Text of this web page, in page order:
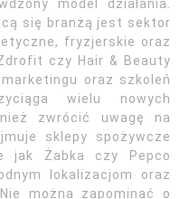
model działania.
się branżą jest sektor
fryzjerskie oraz
czy Hair & Beauty
oraz szkoleń
wielu nowych
zwrócić uwagę na
sklepy spożywcze
jak Żabka czy Pepco
lokalizacjom oraz
można zapominać o